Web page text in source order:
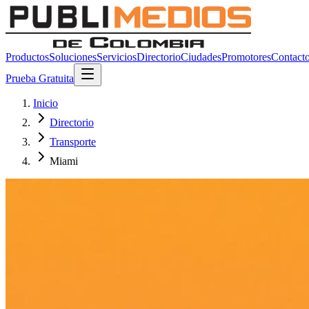
ProductosSolucionesServiciosDirectorioCiudadesPromotores
Prueba Gratuita
Inicio
Directorio
Transporte
Miami